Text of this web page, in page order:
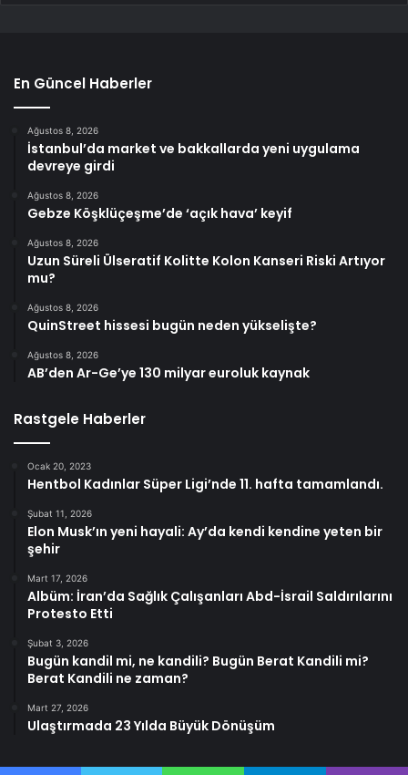
En Güncel Haberler
Ağustos 8, 2026
İstanbul’da market ve bakkallarda yeni uygulama
devreye girdi
Ağustos 8, 2026
Gebze Köşklüçeşme’de ‘açık hava’ keyif
Ağustos 8, 2026
Uzun Süreli Ülseratif Kolitte Kolon Kanseri Riski Artıyor
mu?
Ağustos 8, 2026
QuinStreet hissesi bugün neden yükselişte?
Ağustos 8, 2026
AB’den Ar-Ge’ye 130 milyar euroluk kaynak
Rastgele Haberler
Ocak 20, 2023
Hentbol Kadınlar Süper Ligi’nde 11. hafta tamamlandı.
Şubat 11, 2026
Elon Musk’ın yeni hayali: Ay’da kendi kendine yeten bir
şehir
Mart 17, 2026
Albüm: İran’da Sağlık Çalışanları Abd-İsrail Saldırılarını
Protesto Etti
Şubat 3, 2026
Bugün kandil mi, ne kandili? Bugün Berat Kandili mi?
Berat Kandili ne zaman?
Mart 27, 2026
Ulaştırmada 23 Yılda Büyük Dönüşüm